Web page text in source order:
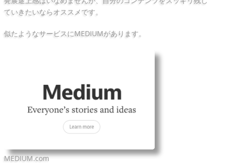
ていきたいならオススメです。
似たようなサービスにMEDIUMがあります。
MEDIUM.com